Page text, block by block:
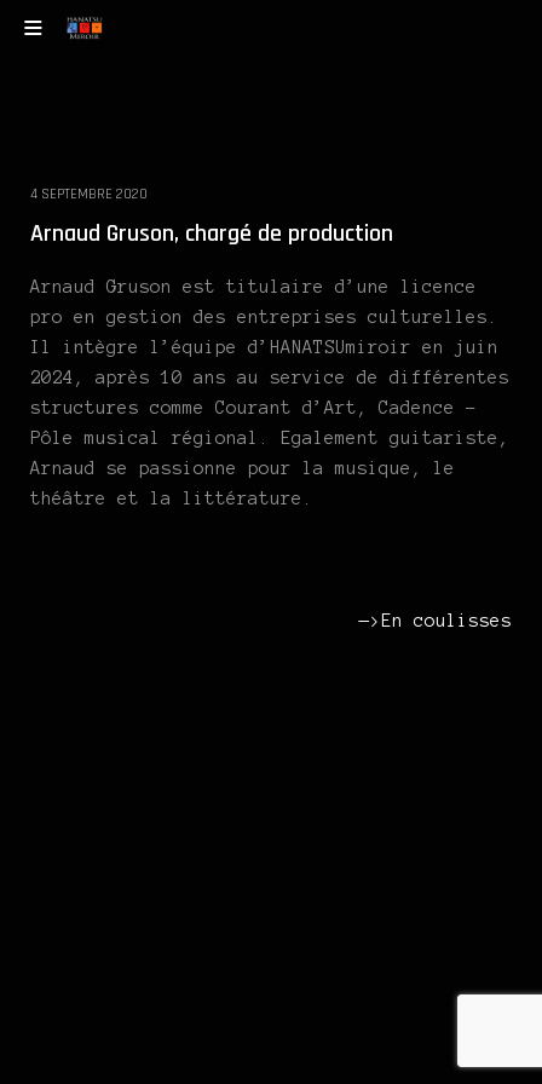
4 SEPTEMBRE 2020
Arnaud Gruson, chargé de production
Arnaud Gruson est titulaire d’une licence
pro en gestion des entreprises culturelles.
Il intègre l’équipe d’HANATSUmiroir en juin
2024, après 10 ans au service de différentes
structures comme Courant d’Art, Cadence –
Pôle musical régional. Egalement guitariste,
Arnaud se passionne pour la musique, le
théâtre et la littérature.
—>En coulisses